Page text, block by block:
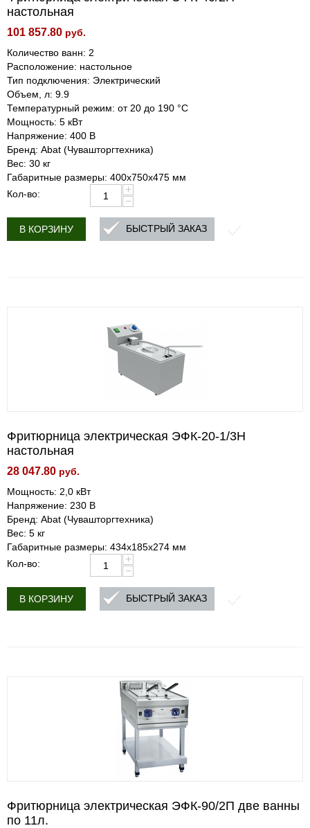
настольная
101 857.80 руб.
Количество ванн: 2
Расположение: настольное
Тип подключения: Электрический
Объем, л: 9.9
Температурный режим: от 20 до 190 °С
Мощность: 5 кВт
Напряжение: 400 В
Бренд: Abat (Чувашторгтехника)
Вес: 30 кг
Габаритные размеры: 400х750х475 мм
Кол-во:
+
−
В КОРЗИНУ БЫСТРЫЙ ЗАКАЗ
Фритюрница электрическая ЭФК-20-1/3Н
настольная
28 047.80 руб.
Мощность: 2,0 кВт
Напряжение: 230 В
Бренд: Abat (Чувашторгтехника)
Вес: 5 кг
Габаритные размеры: 434х185х274 мм
Кол-во:
+
−
В КОРЗИНУ БЫСТРЫЙ ЗАКАЗ
Фритюрница электрическая ЭФК-90/2П две ванны
по 11л.